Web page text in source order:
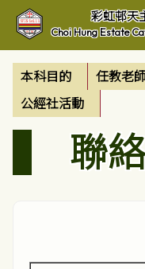
彩虹邨天
Choi Hung Estate
本科目的 任教老
公經社活動
聯